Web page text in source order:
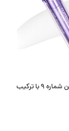
کرم دور چشم نامبوزین شماره 9 با ترکیب